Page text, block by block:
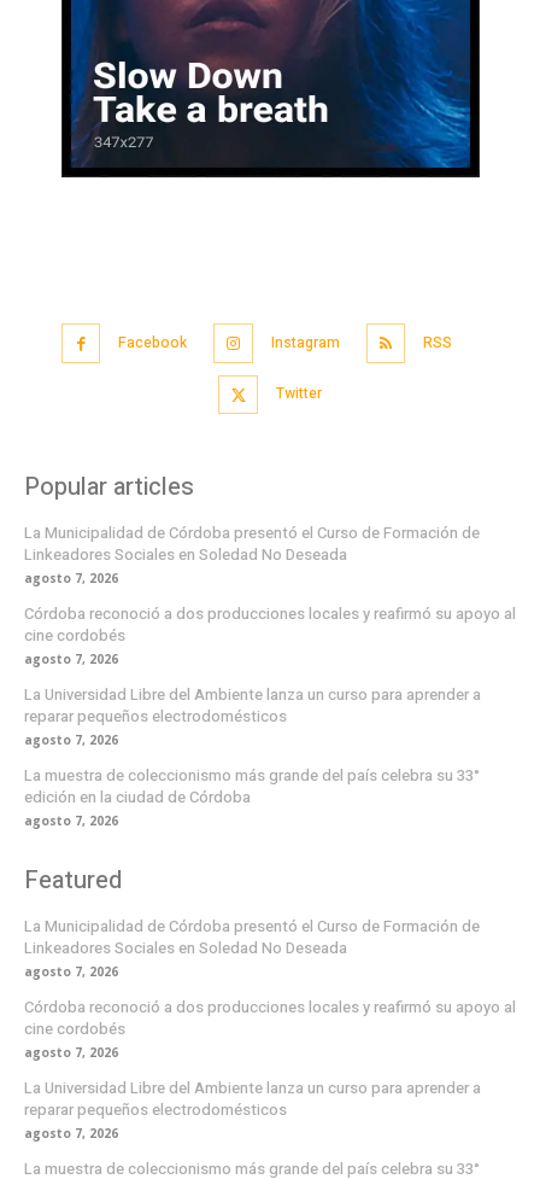
Facebook Instagram RSS
Twitter
Popular articles
La Municipalidad de Córdoba presentó el Curso de Formación de
Linkeadores Sociales en Soledad No Deseada
agosto 7, 2026
Córdoba reconoció a dos producciones locales y reafirmó su apoyo al
cine cordobés
agosto 7, 2026
La Universidad Libre del Ambiente lanza un curso para aprender a
reparar pequeños electrodomésticos
agosto 7, 2026
La muestra de coleccionismo más grande del país celebra su 33°
edición en la ciudad de Córdoba
agosto 7, 2026
Featured
La Municipalidad de Córdoba presentó el Curso de Formación de
Linkeadores Sociales en Soledad No Deseada
agosto 7, 2026
Córdoba reconoció a dos producciones locales y reafirmó su apoyo al
cine cordobés
agosto 7, 2026
La Universidad Libre del Ambiente lanza un curso para aprender a
reparar pequeños electrodomésticos
agosto 7, 2026
La muestra de coleccionismo más grande del país celebra su 33°